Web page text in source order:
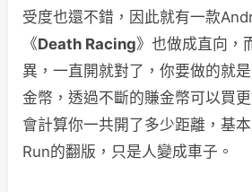
受度也還不錯，因此就有一款
《Death Racing》也做成直向，
異，一直開就對了，你要做的就
金幣，透過不斷的賺金幣可以買
會計算你一共開了多少距離，基
Run的翻版，只是人變成車子。